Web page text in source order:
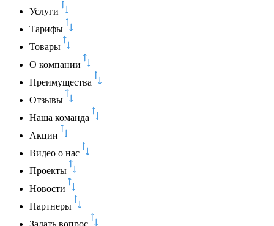
Услуги
Тарифы
Товары
О компании
Преимущества
Отзывы
Наша команда
Акции
Видео о нас
Проекты
Новости
Партнеры